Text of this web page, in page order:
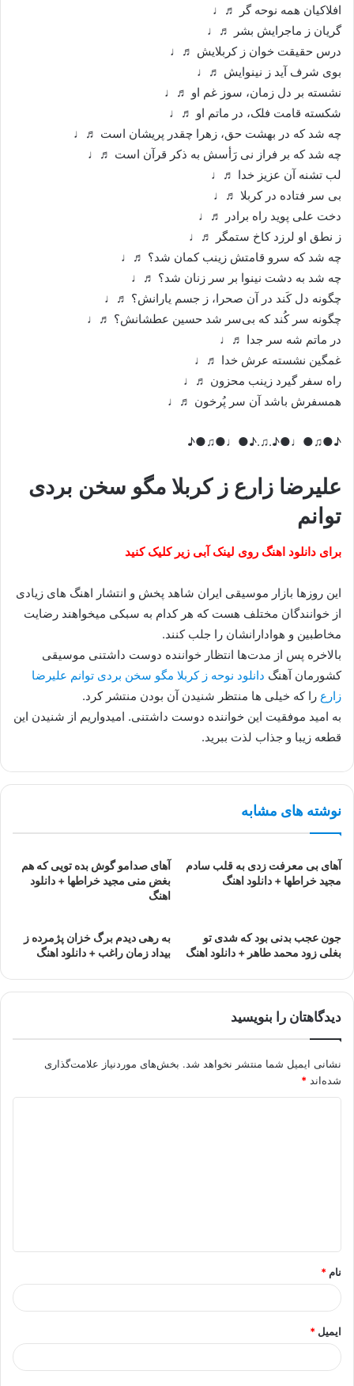
افلاکیان همه نوحه گر ♬♩
گریان ز ماجرایش بشر ♬♩
درس حقیقت خوان ز کربلایش ♬♩
بوی شرف آید ز نینوایش ♬♩
نشسته بر دل زمان، سوز غم او ♬♩
شکسته قامت فلک، در ماتم او ♬♩
چه شد که در بهشت حق، زهرا چقدر پریشان است ♬♩
چه شد که بر فراز نی رَأسش به ذکر قرآن است ♬♩
لب تشنه آن عزیز خدا ♬♩
بی سر فتاده در کربلا ♬♩
دخت علی پوید راه برادر ♬♩
ز نطق او لرزد کاخ ستمگر ♬♩
چه شد که سرو قامتش زینب کمان شد؟ ♬♩
چه شد به دشت نینوا بر سر زنان شد؟ ♬♩
چگونه دل کَند در آن صحرا، ز جسم یارانش؟ ♬♩
چگونه سر کُند که بی‌سر شد حسین عطشانش؟ ♬♩
در ماتم شه سر جدا ♬♩
غمگین نشسته عرش خدا ♬♩
راه سفر گیرد زینب محزون ♬♩
همسفرش باشد آن سر پُرخون ♬♩
♪●♫●♩●♪.♫.♪●♩●♫●♪
علیرضا زارع ز کربلا مگو سخن بردی
توانم
برای دانلود اهنگ روی لینک آبی زیر کلیک کنید
این روزها بازار موسیقی ایران شاهد پخش و انتشار اهنگ های زیادی
از خوانندگان مختلف هست که هر کدام به سبکی میخواهند رضایت
مخاطبین و هوادارانشان را جلب کنند.
بالاخره پس از مدت‌ها انتظار خواننده دوست داشتنی موسیقی
کشورمان آهنگ دانلود نوحه ز کربلا مگو سخن بردی توانم علیرضا
زارع را که خیلی ها منتظر شنیدن آن بودن منتشر کرد.
به امید موفقیت این خواننده دوست داشتنی. امیدواریم از شنیدن این
قطعه زیبا و جذاب لذت ببرید.
نوشته های مشابه
آهای بی معرفت زدی به قلب سادم
مجید خراطها + دانلود اهنگ
آهای صدامو گوش بده تویی که هم
بغض منی مجید خراطها + دانلود
اهنگ
جون عجب بدنی بود که شدی تو
بغلی زود محمد طاهر + دانلود اهنگ
به رهی دیدم برگ خزان پژمرده ز
بیداد زمان راغب + دانلود اهنگ
دیدگاهتان را بنویسید
نشانی ایمیل شما منتشر نخواهد شد. بخش‌های موردنیاز علامت‌گذاری
شده‌اند *
*
نام *
ایمیل *